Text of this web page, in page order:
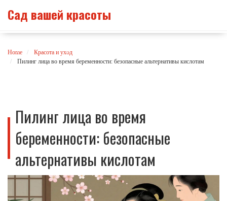
Сад вашей красоты
Home
Красота и уход
Пилинг лица во время беременности: безопасные альтернативы кислотам
Пилинг лица во время
беременности: безопасные
альтернативы кислотам